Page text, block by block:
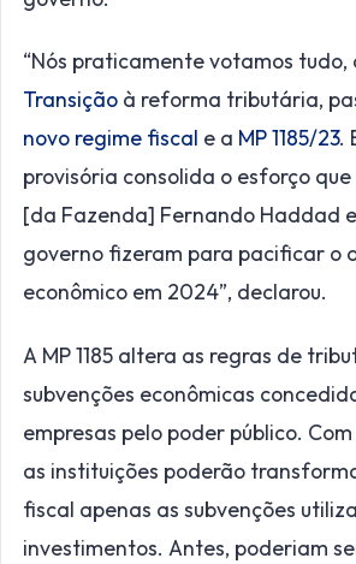
“Nós praticamente votamos tudo,
Transição à reforma tributária,
novo regime fiscal e a MP 1185/23.
provisória consolida o esforço
[da Fazenda] Fernando Haddad
governo fizeram para pacificar o
econômico em 2024”, declarou.
A MP 1185 altera as regras de
subvenções econômicas
empresas pelo poder público.
as instituições poderão
fiscal apenas as subvenções
investimentos. Antes, poderiam